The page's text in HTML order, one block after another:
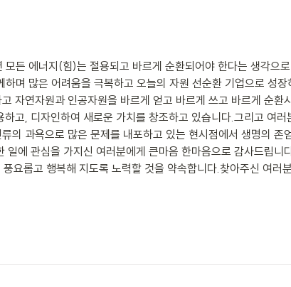
든 에너지(힘)는 절용되고 바르게 순환되어야 한다는 생각으
며 많은 어려움을 극복하고 오늘의 자원 선순환 기업으로 성
자연자원과 인공자원을 바르게 얻고 바르게 쓰고 바르게 순
고, 디자인하여 새로운 가치를 창조하고 있습니다.그리고 여
의 과욕으로 많은 문제를 내포하고 있는 현시점에서 생명의
에 관심을 가지신 여러분에게 큰마음 한마음으로 감사드립
요롭고 행복해 지도록 노력할 것을 약속합니다.찾아주신 여